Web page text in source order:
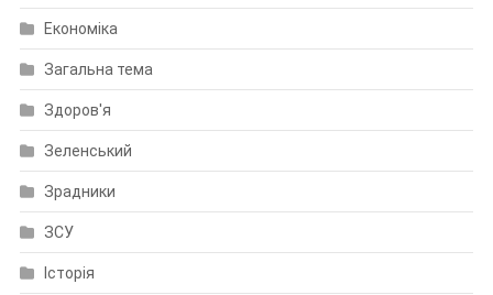
Економіка
Загальна тема
Здоров'я
Зеленський
Зрадники
ЗСУ
Історія